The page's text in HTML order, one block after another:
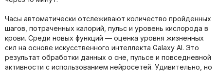
Часы автоматически отслеживают количество пройденных
шагов, потраченных калорий, пульс и уровень кислорода в
крови. Среди новых функций — оценка уровня жизненных
сил на основе искусственного интеллекта Galaxy AI. Это
результат обработки данных о сне, пульсе и повседневной
активности с использованием нейросетей. Удивительно, но